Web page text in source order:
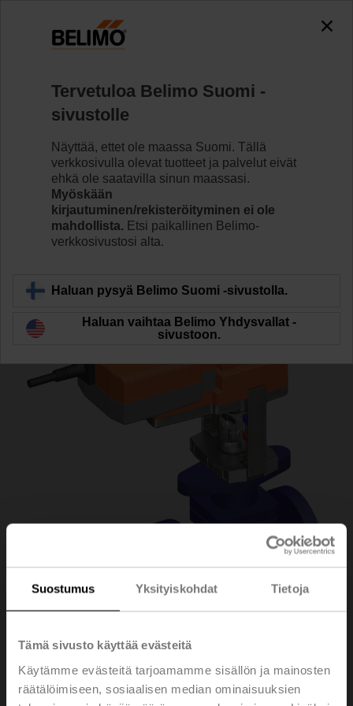
Suostumus Yksityiskohdat Tietoja
Tämä sivusto käyttää evästeitä
Käytämme evästeitä tarjoamamme sisällön ja mainosten
räätälöimiseen, sosiaalisen median ominaisuuksien
accessing the absolute URL
"https://www.belimo.com/fi/fi_FI/~mgnlArea=outdated~".
Säätöventtiilit
H6015XP4-S2+NVK24A-SR-TPC
Lue lisää
Takaisin tuotekategoriaan
H6015XP4-
Tervetuloa Belimo Suomi -
sivustolle
Näyttää, ettet ole maassa Suomi. Tällä
verkkosivulla olevat tuotteet ja palvelut eivät
ehkä ole saatavilla sinun maassasi.
Myöskään
kirjautuminen/rekisteröityminen ei ole
mahdollista. Etsi paikallinen Belimo-
verkkosivustosi alta.
Haluan pysyä Belimo Suomi -sivustolla.
Haluan vaihtaa Belimo Yhdysvallat -
sivustoon.